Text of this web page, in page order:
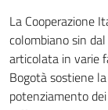
La Cooperazione
colombiano sin
articolata in varie
Bogotà sostiene
potenziamento dei